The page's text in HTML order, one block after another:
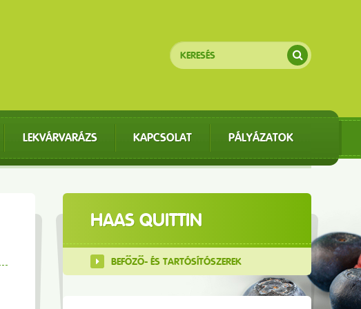
LEKVÁRVARÁZS KAPCSOLAT PÁLYÁZATOK
HAAS QUITTIN
BEFŐZŐ- ÉS TARTÓSÍTÓSZEREK